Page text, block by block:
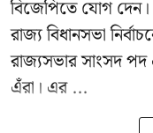
বিজেপিতে যোগ দেন।
রাজ্য বিধানসভা
রাজ্যসভার সাংসদ পদ
এঁরা। এর ...